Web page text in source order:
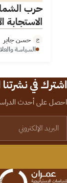
الاستجابة
ح حسن جابر
السياسة
اشترك في نشرتنا
احصل على أحدث